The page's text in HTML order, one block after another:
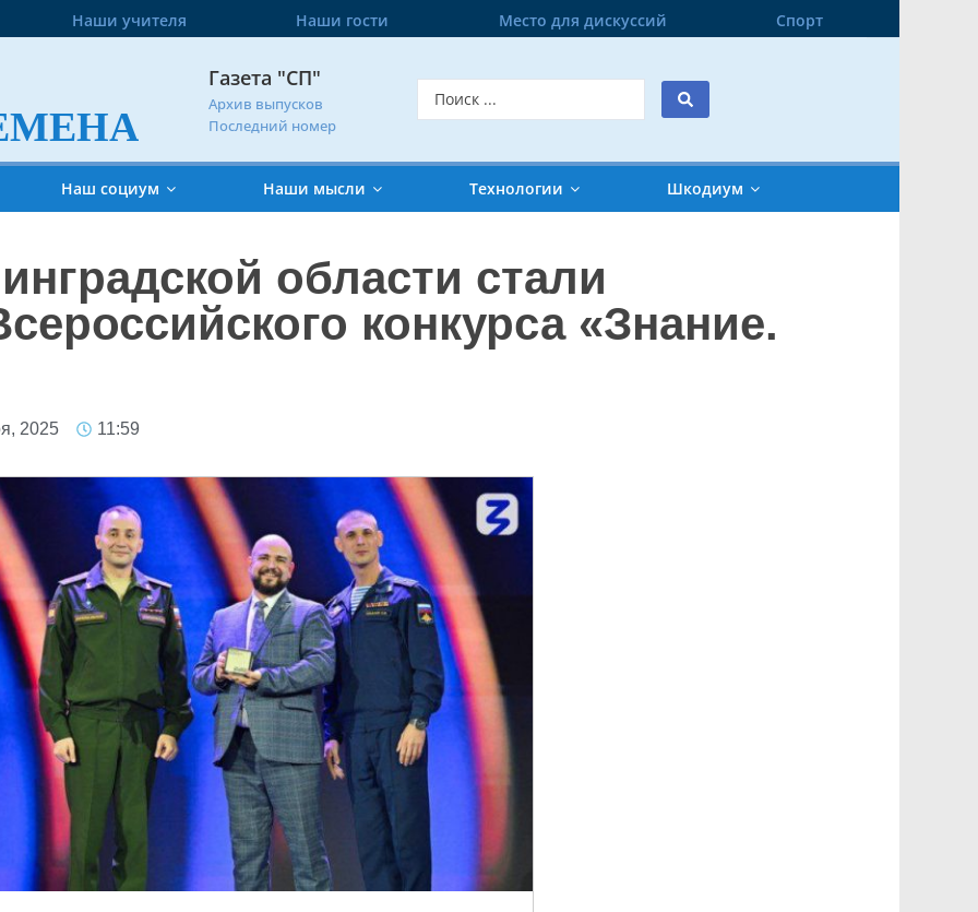
Наши учителя Наши гости Место для дискуссий Спорт
Газета "СП"
Архив выпусков
Последний номер
Наш социум Наши мысли Технологии Шкодиум
области стали
конкурса «Знание.
2025 11:59